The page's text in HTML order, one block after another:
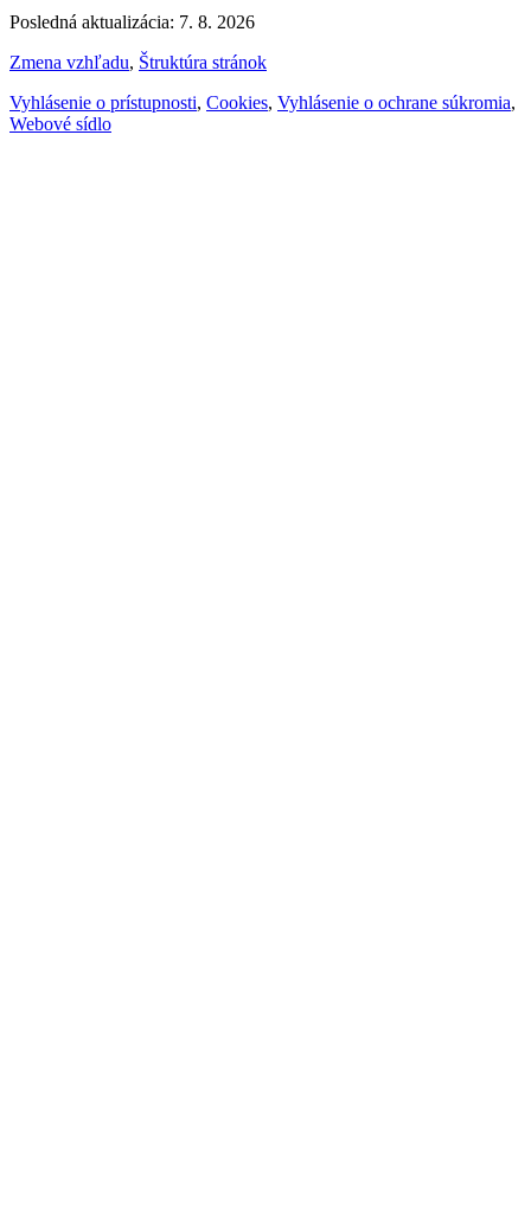
Posledná aktualizácia: 7. 8. 2026
Zmena vzhľadu, Štruktúra stránok
Vyhlásenie o prístupnosti, Cookies, Vyhlásenie o ochrane súkromia,
Webové sídlo